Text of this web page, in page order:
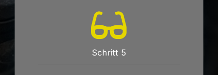
Schritt 5